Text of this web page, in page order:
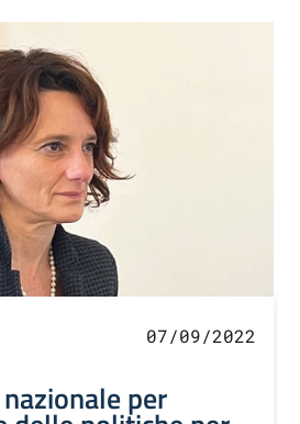
07/09/2022
per